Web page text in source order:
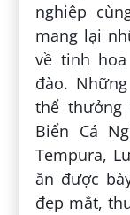
nghiệp
mang lại
về tinh
đào.
thể thưởng
Biển Cá
Tempura,
ăn được
đẹp mắt,